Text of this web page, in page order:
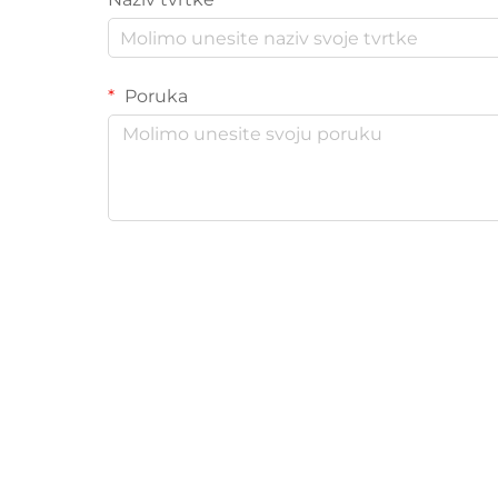
Poruka